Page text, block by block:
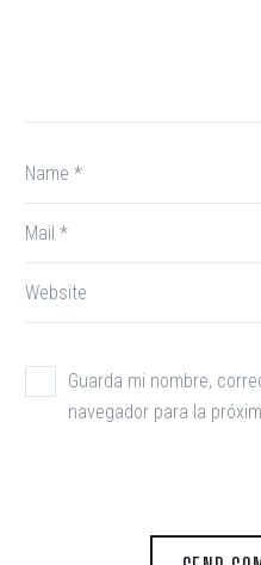
Guarda mi nombre,
navegador para la